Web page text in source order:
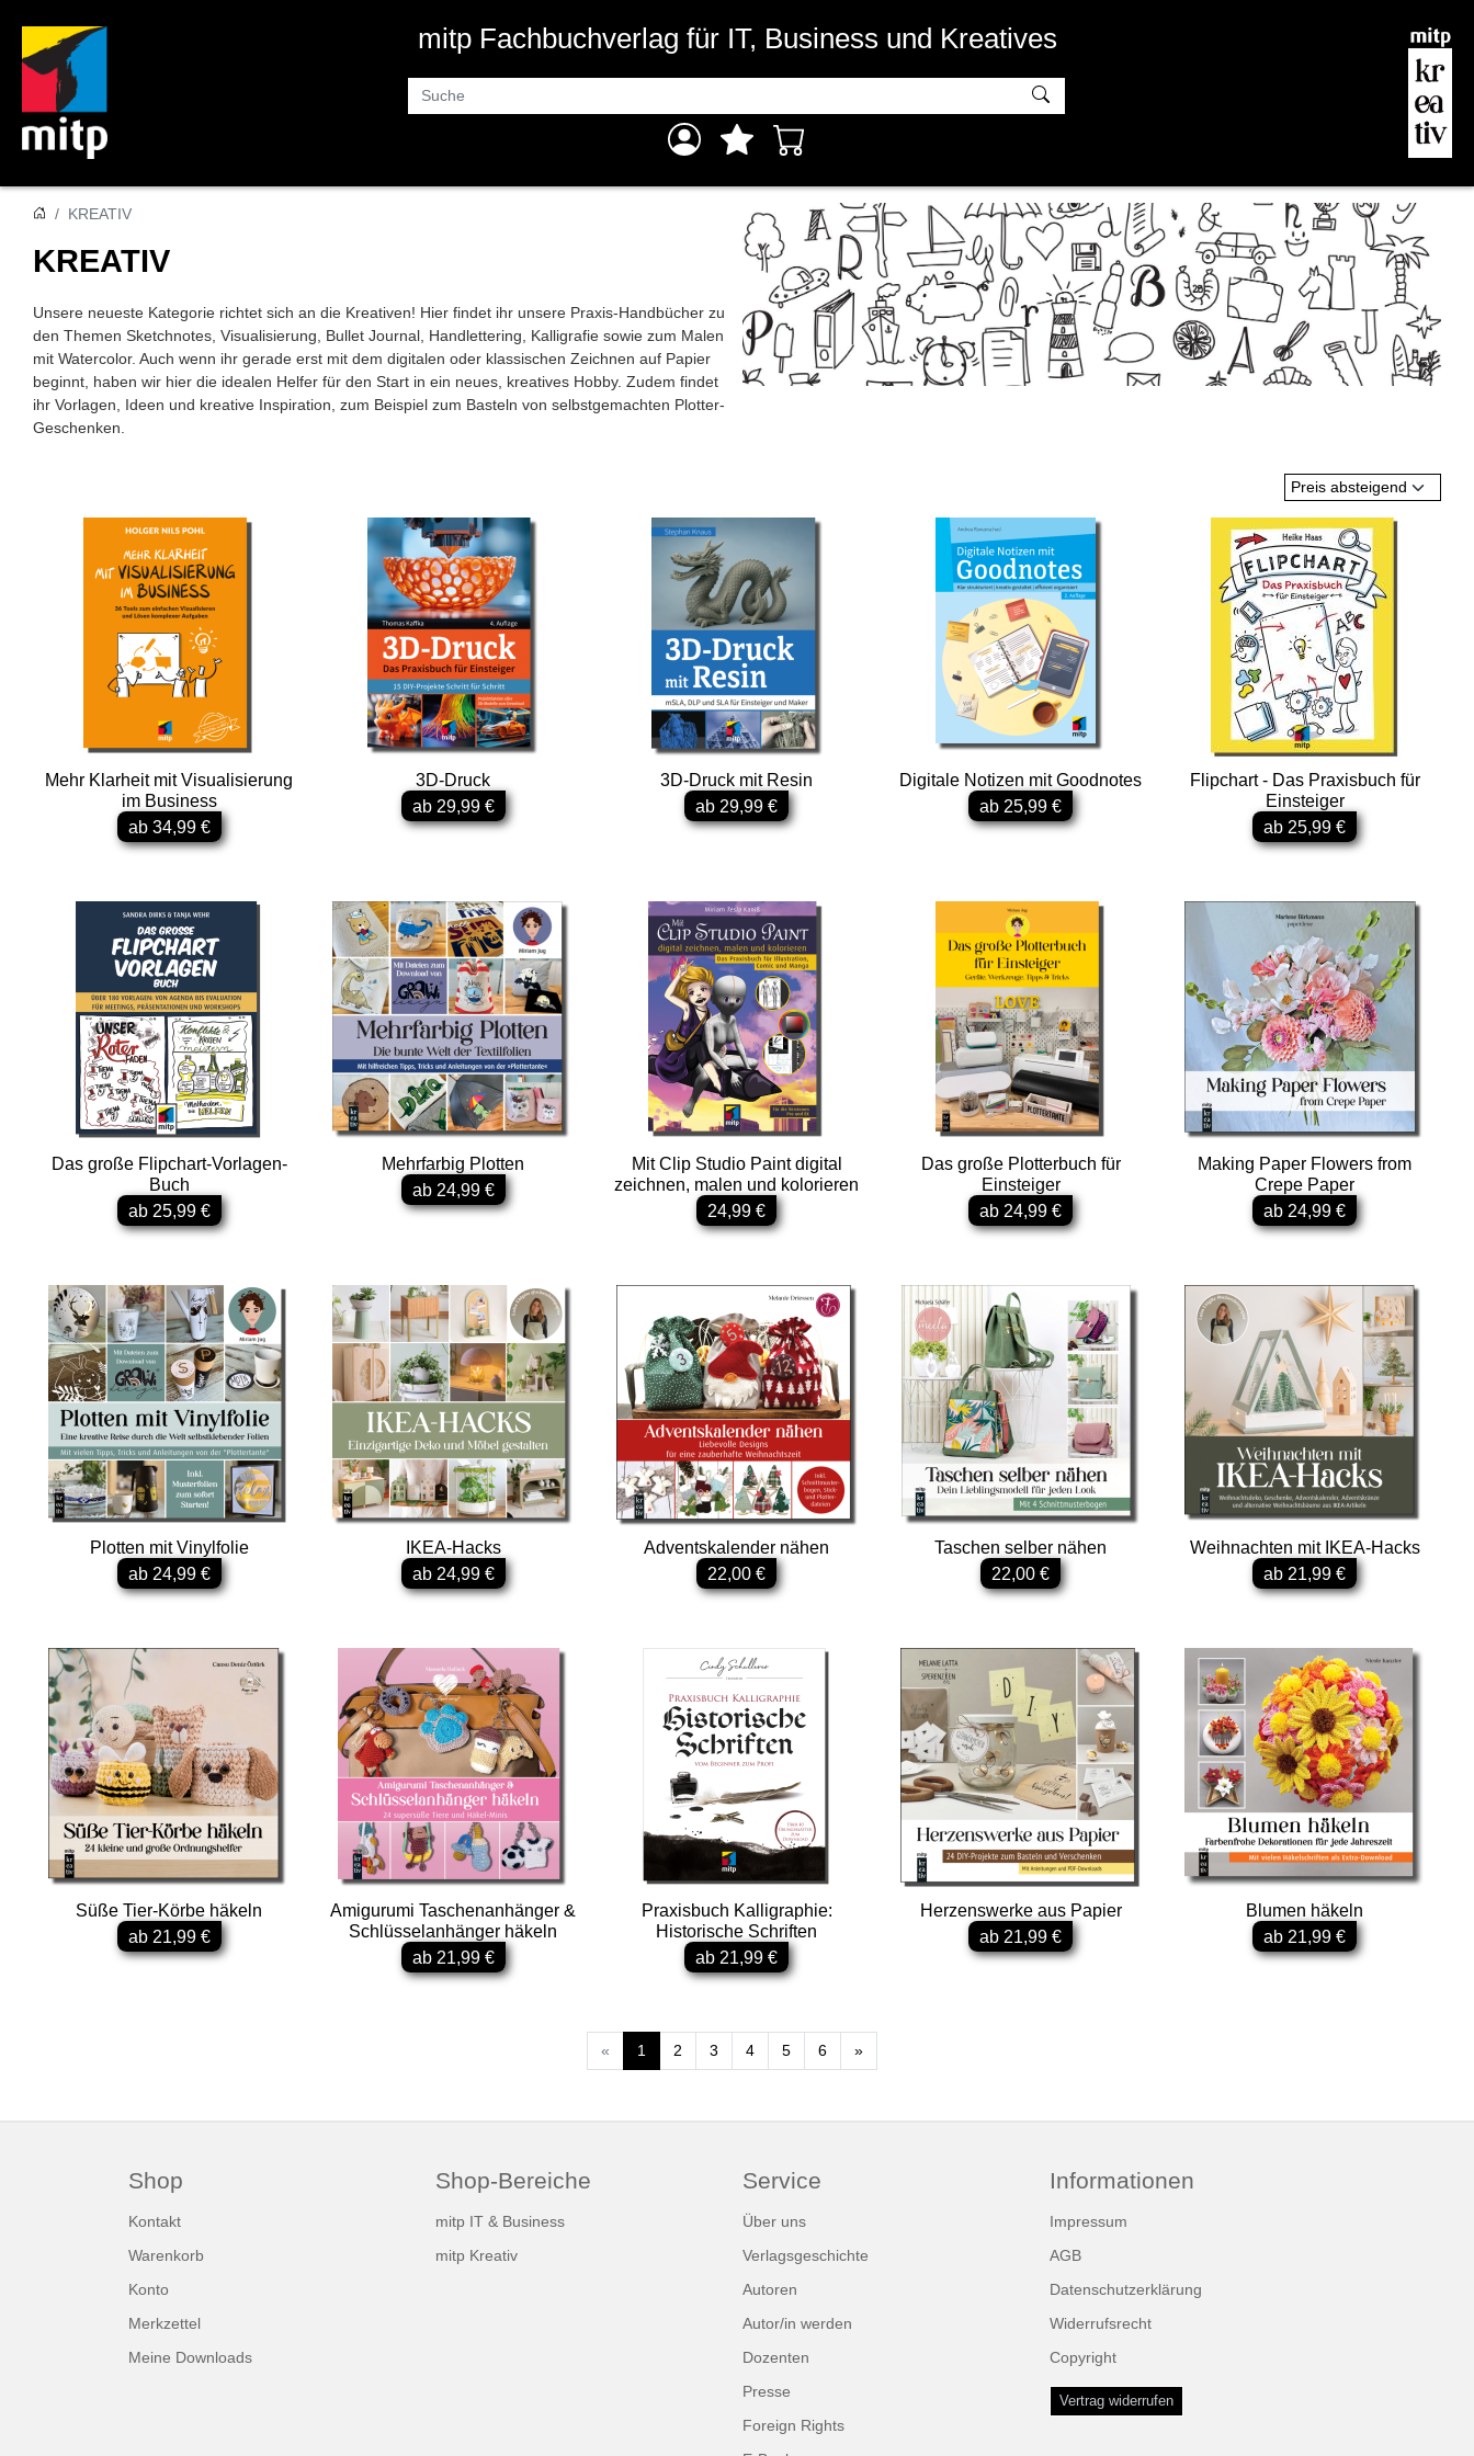
mitp Fachbuchverlag für IT, Business und Kreatives
Suche
KREATIV
KREATIV
Unsere neueste Kategorie richtet sich an die Kreativen! Hier findet ihr unsere Praxis-Handbücher zu
den Themen Sketchnotes, Visualisierung, Bullet Journal, Handlettering, Kalligrafie sowie zum Malen
mit Watercolor. Auch wenn ihr gerade erst mit dem digitalen oder klassischen Zeichnen auf Papier
beginnt, haben wir hier die idealen Helfer für den Start in ein neues, kreatives Hobby. Zudem findet
ihr Vorlagen, Ideen und kreative Inspiration, zum Beispiel zum Basteln von selbstgemachten Plotter-
Geschenken.
Preis absteigend
Mehr Klarheit mit Visualisierung
im Business
ab 34,99 €
3D-Druck
ab 29,99 €
3D-Druck mit Resin
ab 29,99 €
Digitale Notizen mit Goodnotes
ab 25,99 €
Flipchart - Das Praxisbuch für
Einsteiger
ab 25,99 €
Das große Flipchart-Vorlagen-
Buch
ab 25,99 €
Mehrfarbig Plotten
ab 24,99 €
Mit Clip Studio Paint digital
zeichnen, malen und kolorieren
24,99 €
Das große Plotterbuch für
Einsteiger
ab 24,99 €
Making Paper Flowers from
Crepe Paper
ab 24,99 €
Plotten mit Vinylfolie
ab 24,99 €
IKEA-Hacks
ab 24,99 €
Adventskalender nähen
22,00 €
Taschen selber nähen
22,00 €
Weihnachten mit IKEA-Hacks
ab 21,99 €
Süße Tier-Körbe häkeln
ab 21,99 €
Amigurumi Taschenanhänger &
Schlüsselanhänger häkeln
ab 21,99 €
Praxisbuch Kalligraphie:
Historische Schriften
ab 21,99 €
Herzenswerke aus Papier
ab 21,99 €
Blumen häkeln
ab 21,99 €
« 1 2 3 4 5 6 »Weiter
Shop
Kontakt
Warenkorb
Konto
Merkzettel
Meine Downloads
Shop-Bereiche
mitp IT & Business
mitp Kreativ
Service
Über uns
Verlagsgeschichte
Autoren
Autor/in werden
Dozenten
Presse
Foreign Rights
Informationen
Impressum
AGB
Datenschutzerklärung
Widerrufsrecht
Copyright
Vertrag widerrufen